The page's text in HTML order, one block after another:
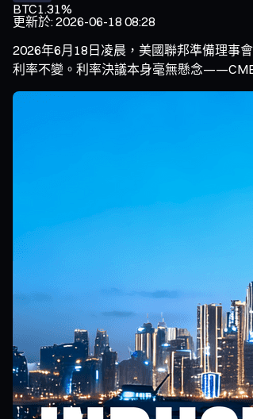
BTC1.31%
更新於:2026-06-18 08:28
2026年6月18日凌晨，美國聯邦準備理事
利率不變。利率決議本身毫無懸念